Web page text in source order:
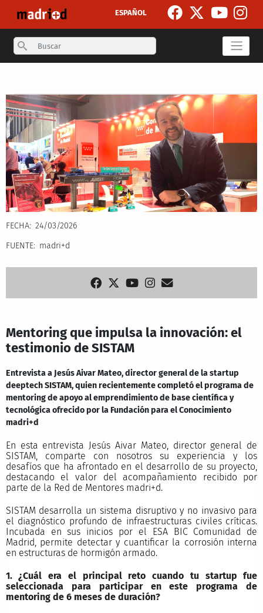
ESPAÑOL
Search
FECHA
24/03/2026
FUENTE
madri+d
Mentoring que impulsa la innovación: el
testimonio de SISTAM
Entrevista a Jesús Aivar Mateo, director general de la startup
deeptech SISTAM, quien recientemente completó el programa de
mentoring de apoyo al emprendimiento de base científica y
tecnológica ofrecido por la Fundación para el Conocimiento
madri+d
En esta entrevista Jesús Aivar Mateo, director general de
SISTAM, comparte con nosotros su experiencia y los
desafíos que ha afrontado en el desarrollo de su proyecto,
destacando el valor del acompañamiento recibido por
parte de la Red de Mentores madri+d.
SISTAM desarrolla un sistema disruptivo y no invasivo para
el diagnóstico profundo de infraestructuras civiles críticas.
Incubada en sus inicios por el ESA BIC Comunidad de
Madrid, permite detectar y cuantificar la corrosión interna
en estructuras de hormigón armado.
1. ¿Cuál era el principal reto cuando tu startup fue
seleccionada para participar en este programa de
mentoring de 6 meses de duración?